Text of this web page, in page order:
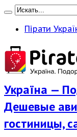
Пірати
Україна —
Дешевые
гостиницы,